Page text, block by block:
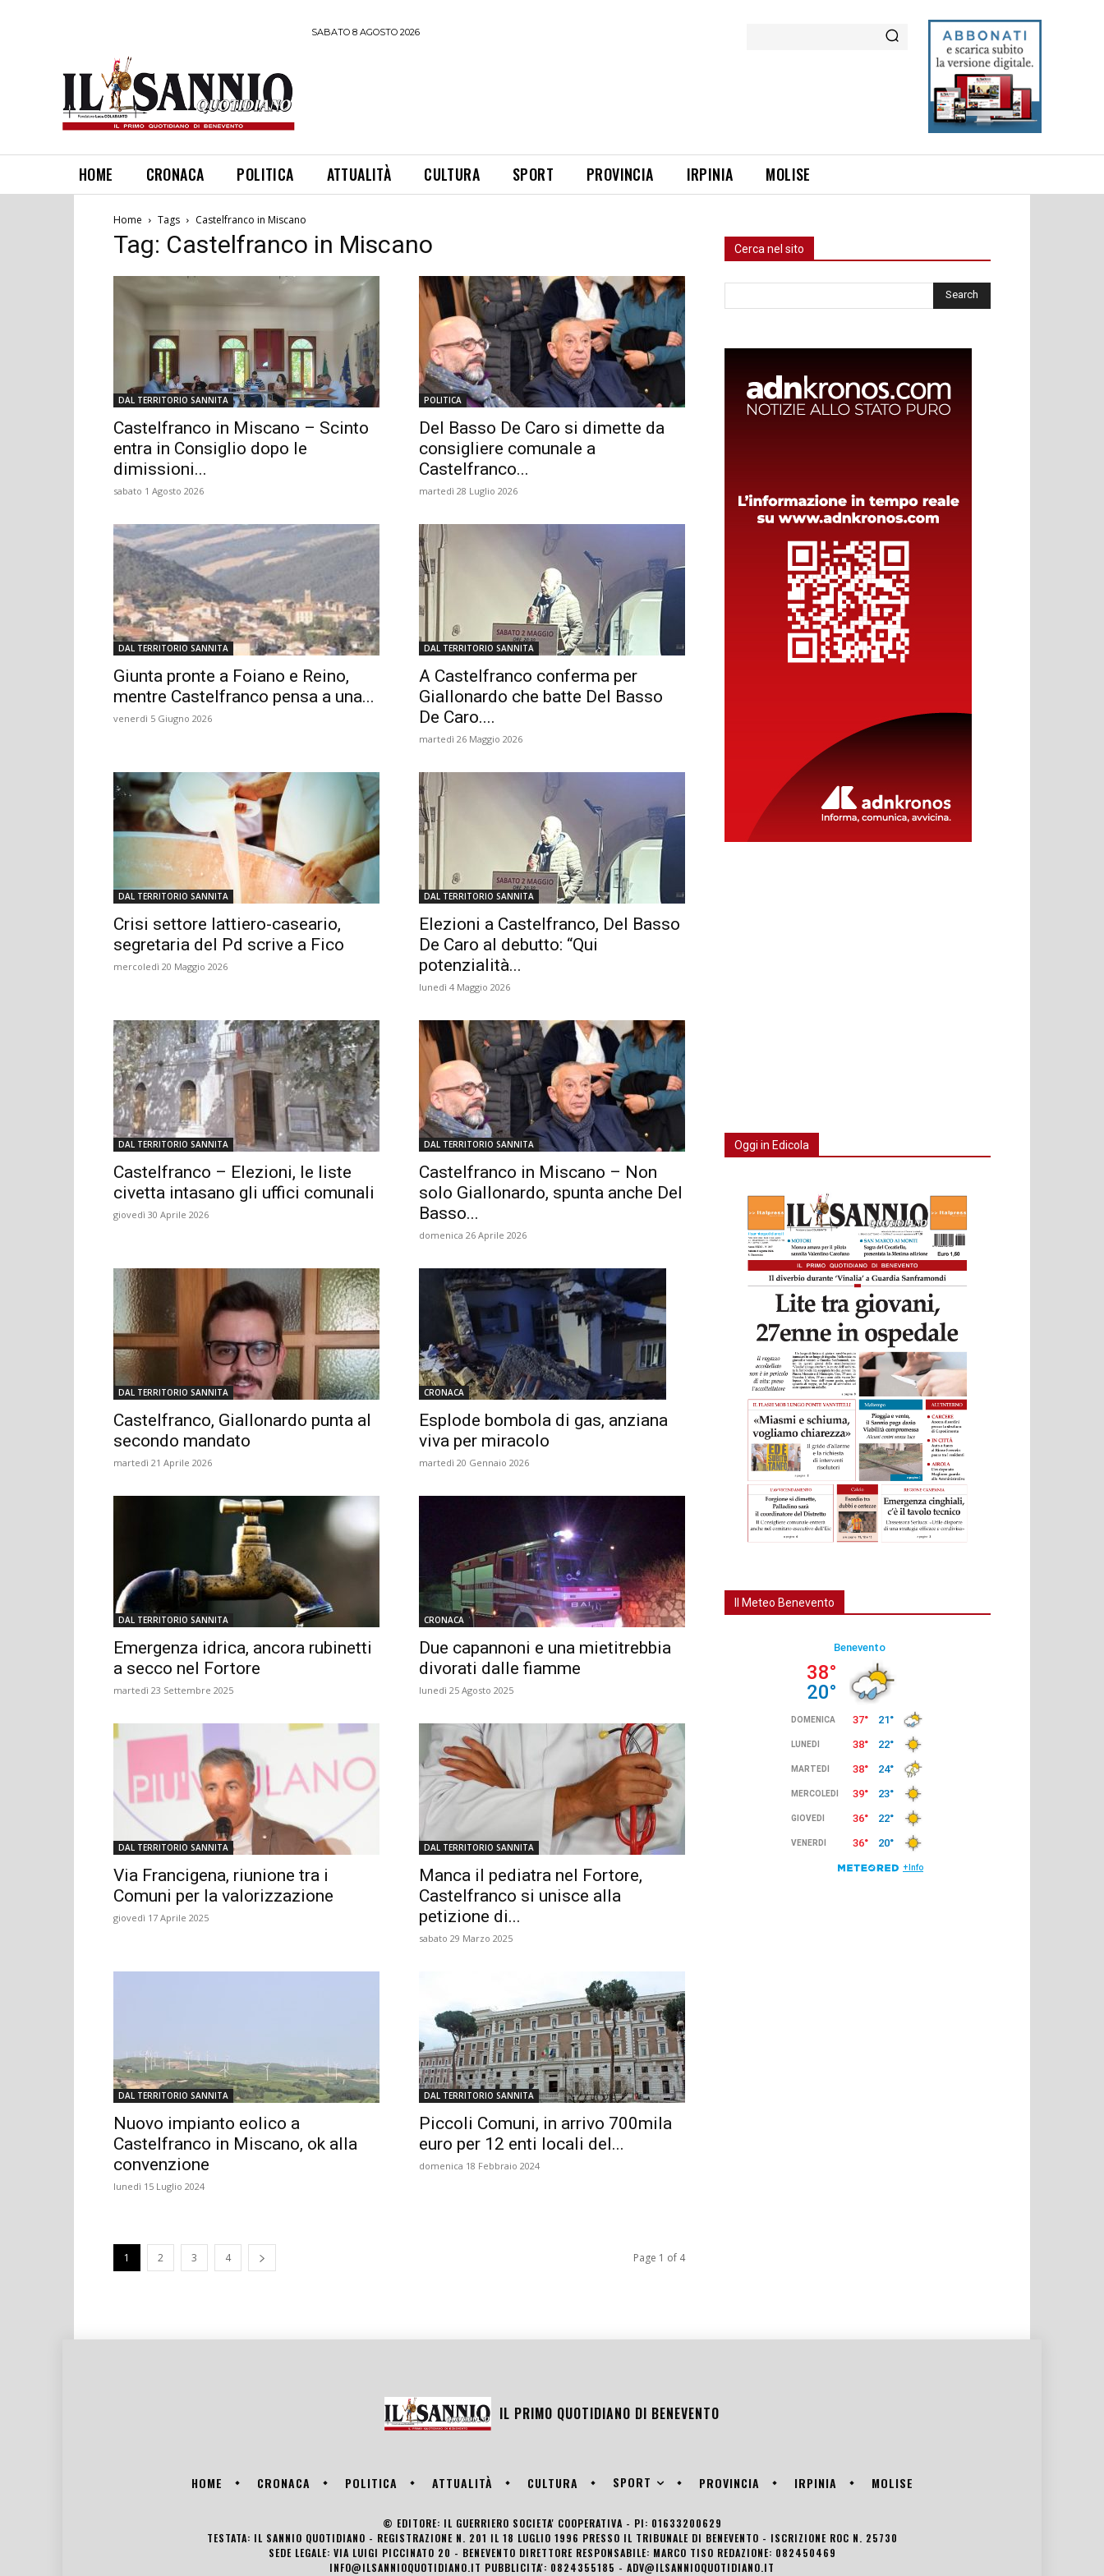
SABATO 8 AGOSTO 2026
HOME CRONACA POLITICA ATTUALITÀ CULTURA SPORT PROVINCIA IRPINIA MOLISE
Home Tags Castelfranco in Miscano
Tag: Castelfranco in Miscano
DAL TERRITORIO SANNITA
Castelfranco in Miscano – Scinto
entra in Consiglio dopo le
dimissioni...
sabato 1 Agosto 2026
POLITICA
Del Basso De Caro si dimette da
consigliere comunale a
Castelfranco...
martedì 28 Luglio 2026
DAL TERRITORIO SANNITA
Giunta pronte a Foiano e Reino,
mentre Castelfranco pensa a una...
venerdì 5 Giugno 2026
DAL TERRITORIO SANNITA
A Castelfranco conferma per
Giallonardo che batte Del Basso
De Caro....
martedì 26 Maggio 2026
DAL TERRITORIO SANNITA
Crisi settore lattiero-caseario,
segretaria del Pd scrive a Fico
mercoledì 20 Maggio 2026
DAL TERRITORIO SANNITA
Elezioni a Castelfranco, Del Basso
De Caro al debutto: “Qui
potenzialità...
lunedì 4 Maggio 2026
DAL TERRITORIO SANNITA
Castelfranco – Elezioni, le liste
civetta intasano gli uffici comunali
giovedì 30 Aprile 2026
DAL TERRITORIO SANNITA
Castelfranco in Miscano – Non
solo Giallonardo, spunta anche Del
Basso...
domenica 26 Aprile 2026
DAL TERRITORIO SANNITA
Castelfranco, Giallonardo punta al
secondo mandato
martedì 21 Aprile 2026
CRONACA
Esplode bombola di gas, anziana
viva per miracolo
martedì 20 Gennaio 2026
DAL TERRITORIO SANNITA
Emergenza idrica, ancora rubinetti
a secco nel Fortore
martedì 23 Settembre 2025
CRONACA
Due capannoni e una mietitrebbia
divorati dalle fiamme
lunedì 25 Agosto 2025
DAL TERRITORIO SANNITA
Via Francigena, riunione tra i
Comuni per la valorizzazione
giovedì 17 Aprile 2025
DAL TERRITORIO SANNITA
Manca il pediatra nel Fortore,
Castelfranco si unisce alla
petizione di...
sabato 29 Marzo 2025
DAL TERRITORIO SANNITA
Nuovo impianto eolico a
Castelfranco in Miscano, ok alla
convenzione
lunedì 15 Luglio 2024
DAL TERRITORIO SANNITA
Piccoli Comuni, in arrivo 700mila
euro per 12 enti locali del...
domenica 18 Febbraio 2024
1 2 3 4 Page 1 of 4
Cerca nel sito
Oggi in Edicola
Il Meteo Benevento
IL PRIMO QUOTIDIANO DI BENEVENTO
HOME CRONACA POLITICA ATTUALITÀ CULTURA SPORT PROVINCIA IRPINIA MOLISE
© EDITORE: IL GUERRIERO SOCIETA' COOPERATIVA - PI: 01633200629
TESTATA: IL SANNIO QUOTIDIANO - REGISTRAZIONE N. 201 IL 18 LUGLIO 1996 PRESSO IL TRIBUNALE DI BENEVENTO - ISCRIZIONE ROC N. 25730
SEDE LEGALE: VIA LUIGI PICCINATO 20 - BENEVENTO DIRETTORE RESPONSABILE: MARCO TISO REDAZIONE: 082450469
INFO@ILSANNIOQUOTIDIANO.IT PUBBLICITA': 0824355185 - ADV@ILSANNIOQUOTIDIANO.IT